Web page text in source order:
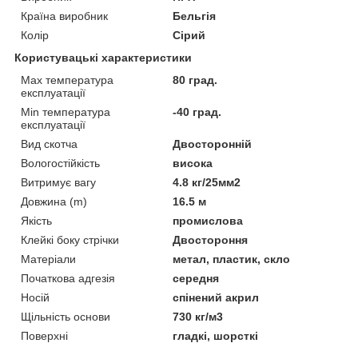
Країна виробник
Бельгія
Колір
Сірий
Користувацькі характеристики
Max температура
експлуатації
80 град.
Min температура
експлуатації
-40 град.
Вид скотча
Двосторонній
Вологостійкість
висока
Витримує вагу
4.8 кг/25мм2
Довжина (m)
16.5 м
Якість
промислова
Клейкі боку стрічки
Двостороння
Матеріали
метал, пластик, скло
Початкова адгезія
середня
Носій
спінений акрил
Щільність основи
730 кг/м3
Поверхні
гладкі, шорсткі